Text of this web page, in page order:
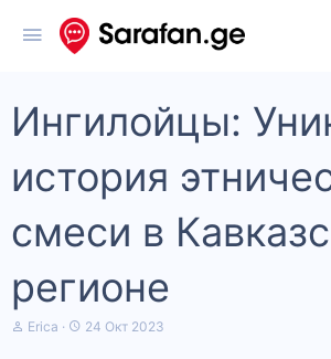
Ингилойцы:
история
смеси в
регионе
А
Erica
Д
24 Окт 2023